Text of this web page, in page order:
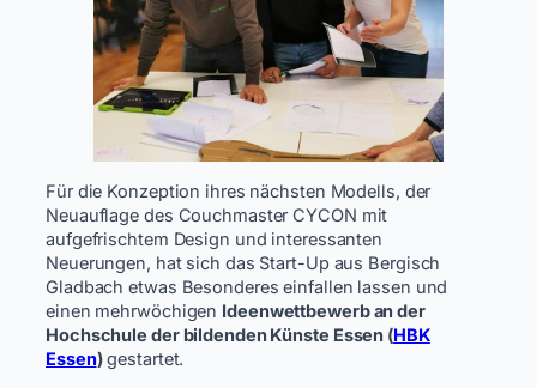
­­­­­Für die Konzeption ihres nächsten Modells, der
Neuauflage des Couchmaster CYCON mit
aufgefrischtem Design und interessanten
Neuerungen, hat sich das Start-Up aus Bergisch
Gladbach etwas Besonderes einfallen lassen und
einen mehrwöchigen Ideenwettbewerb an der
Hochschule der bildenden Künste Essen (HBK
Essen)gestartet.